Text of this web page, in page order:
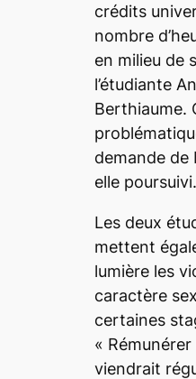
crédits
nombre
en milieu de
l’étudiante
Berthiaume.
demande de
elle poursuivi.
Les deux
mettent
lumière les
caractère
certaines
«
viendrait